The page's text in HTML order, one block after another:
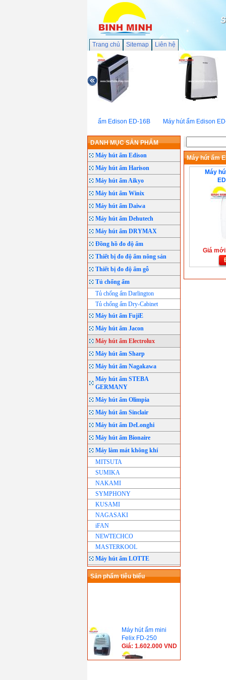
Trang chủ Sitemap Liên hệ
Máy hút ẩm Edison ED-16B Máy hút ẩm Edison
DANH MỤC SẢN PHẨM
Máy hút ẩm Edison
Máy hút ẩm Harison
Máy hút ẩm Aikyo
Máy hút ẩm Winix
Máy hút ẩm Daiwa
Máy hút ẩm Dehutech
Máy hút ẩm DRYMAX
Đồng hồ đo độ ẩm
Thiết bị đo độ ẩm nông sản
Thiết bị đo độ ẩm gỗ
Tủ chống ẩm
Tủ chống ẩm Darlington
Tủ chống ẩm Dry-Cabinet
Máy hút ẩm FujiE
Máy hút ẩm Jacon
Máy hút ẩm Electrolux
Máy hút ẩm Sharp
Máy hút ẩm Nagakawa
Máy hút ẩm STEBA
GERMANY
Máy hút ẩm Olimpia
Máy hút ẩm Sinclair
Máy hút ẩm DeLonghi
Máy hút ẩm Bionaire
Máy làm mát không khí
MITSUTA
SUMIKA
NAKAMI
SYMPHONY
KUSAMI
NAGASAKI
iFAN
NEWTECHCO
MASTERKOOL
Máy hút ẩm LOTTE
Sản phẩm tiêu biểu
Máy hút ẩm mini
Felix FD-250
Giá: 1.602.000 VND
Máy hút ẩm
Máy
Giá